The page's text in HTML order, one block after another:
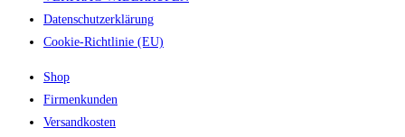
Datenschutzerklärung
Cookie-Richtlinie (EU)
Shop
Firmenkunden
Versandkosten